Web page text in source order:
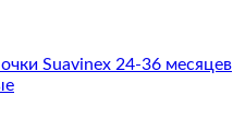
Suavinex 24-36 месяцев